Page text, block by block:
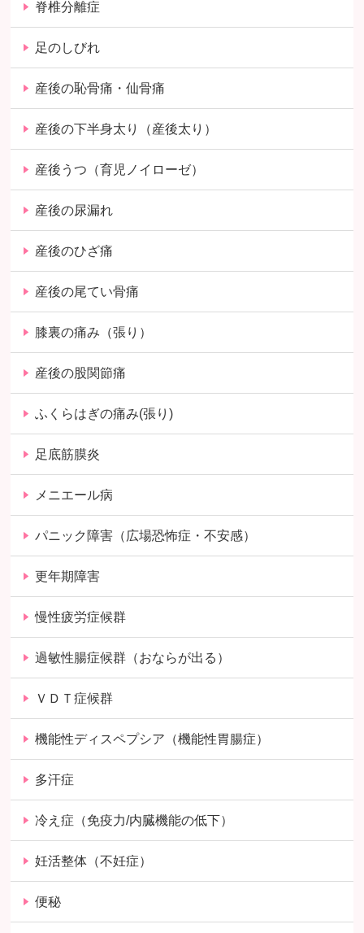
脊椎分離症
足のしびれ
産後の恥骨痛・仙骨痛
産後の下半身太り（産後太り）
産後うつ（育児ノイローゼ）
産後の尿漏れ
産後のひざ痛
産後の尾てい骨痛
膝裏の痛み（張り）
産後の股関節痛
ふくらはぎの痛み(張り)
足底筋膜炎
メニエール病
パニック障害（広場恐怖症・不安感）
更年期障害
慢性疲労症候群
過敏性腸症候群（おならが出る）
ＶＤＴ症候群
機能性ディスペプシア（機能性胃腸症）
多汗症
冷え症（免疫力/内臓機能の低下）
妊活整体（不妊症）
便秘